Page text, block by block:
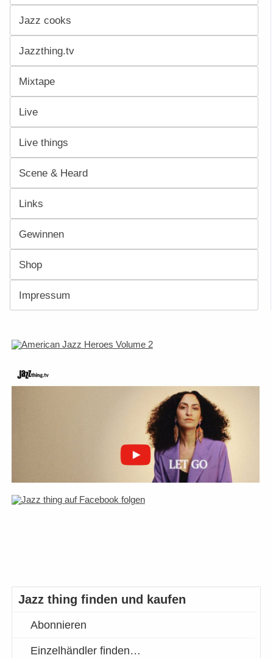
Jazz cooks
Jazzthing.tv
Mixtape
Live
Live things
Scene & Heard
Links
Gewinnen
Shop
Impressum
Jazz thing finden und kaufen
Abonnieren
Einzelhändler finden…